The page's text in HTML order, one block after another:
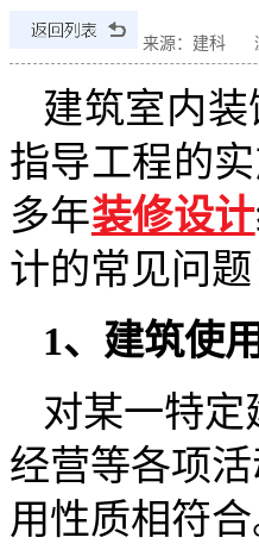
来源：建科
建筑室内
指导工程的
多年装修设计
计的常见问题
1、建筑使
对某一特
经营等各项
用性质相符